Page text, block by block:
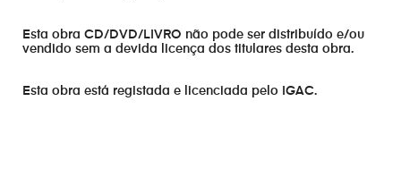
Esta obra CD/DVD/LIVRO não pode ser distribuído e/ou
vendido sem a devida licença dos titulares desta obra.
Esta obra está registada e licenciada pelo IGAC.